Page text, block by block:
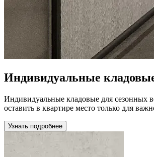
Индивидуальные
Индивидуальные кладовые для сезонных
оставить в квартире место только для
Узнать подробнее